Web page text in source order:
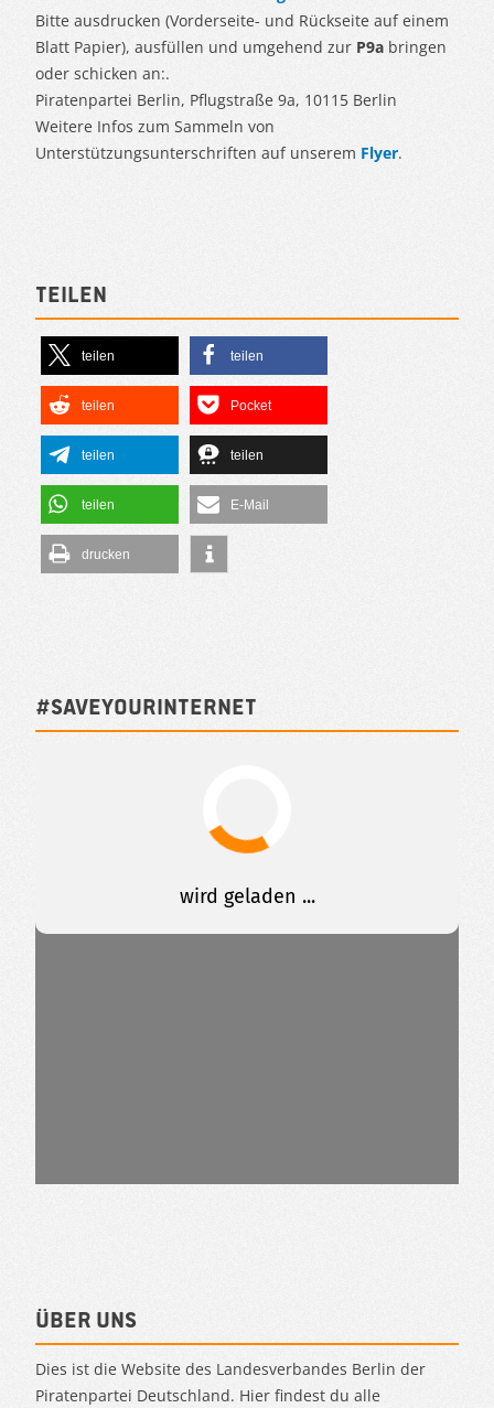
Bitte ausdrucken (Vorderseite- und Rückseite auf einem
Blatt Papier), ausfüllen und umgehend zur P9a bringen
oder schicken an:.
Piratenpartei Berlin, Pflugstraße 9a, 10115 Berlin
Weitere Infos zum Sammeln von
Unterstützungsunterschriften auf unserem Flyer.
Teilen
teilen teilen
teilen Pocket
teilen teilen
teilen E-Mail
drucken
#SAVEYOURINTERNET
Über uns
Dies ist die Website des Landesverbandes Berlin der
Piratenpartei Deutschland. Hier findest du alle